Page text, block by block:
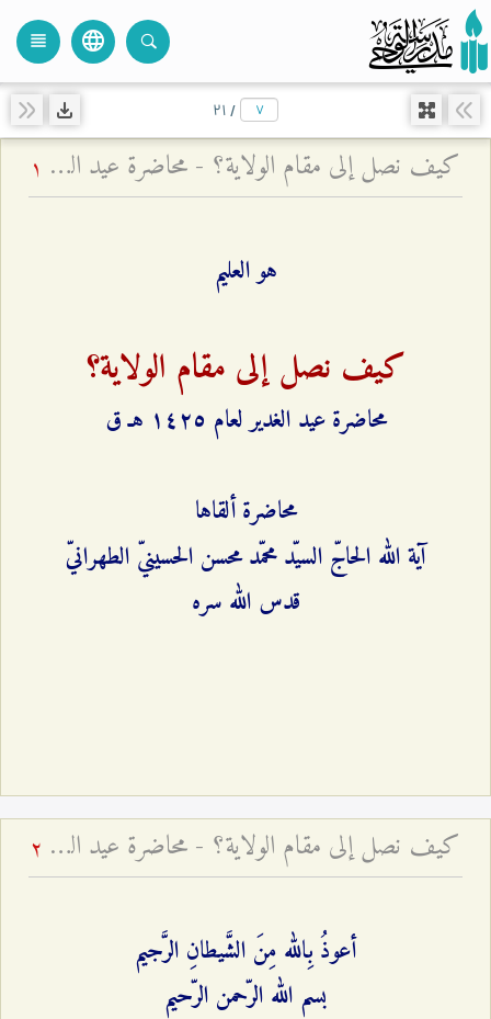
language
view_headline
/۲۱
كيف نصل إلى مقام الولاية؟ - محاضرة عيد الغدير لعام ۱٤۲۵ هـ ق 1
هو العليم
كيف نصل إلى مقام الولاية؟
محاضرة عيد الغدير لعام ۱٤٢٥ هـ ق
محاضرة ألقاها
آية الله الحاجّ السيّد محمّد محسن الحسينيّ الطهرانيّ
قدس الله سره
كيف نصل إلى مقام الولاية؟ - محاضرة عيد الغدير لعام ۱٤۲۵ هـ ق 2
أعوذُ بِالله مِنَ الشَّیطانِ الرَّجیم
بسم الله الرّحمن الرّحیم